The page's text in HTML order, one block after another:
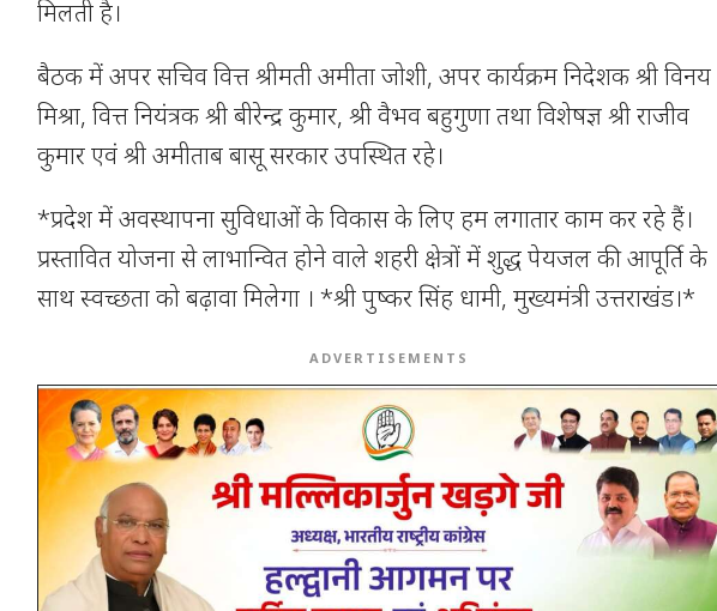
मिलती है।
बैठक में अपर सचिव वित्त श्रीमती अमीता जोशी, अपर कार्यक्रम निदेशक श्री विनय
मिश्रा, वित्त नियंत्रक श्री बीरेन्द्र कुमार, श्री वैभव बहुगुणा तथा विशेषज्ञ श्री राजीव
कुमार एवं श्री अमीताब बासू सरकार उपस्थित रहे।
*प्रदेश में अवस्थापना सुविधाओं के विकास के लिए हम लगातार काम कर रहे हैं।
प्रस्तावित योजना से लाभान्वित होने वाले शहरी क्षेत्रों में शुद्ध पेयजल की आपूर्ति के
साथ स्वच्छता को बढ़ावा मिलेगा । *श्री पुष्कर सिंह धामी, मुख्यमंत्री उत्तराखंड।*
ADVERTISEMENTS